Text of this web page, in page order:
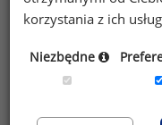
korzystania z ich
Niezbędne